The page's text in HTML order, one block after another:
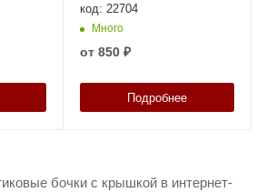
код: 22704
Много
от 850 ₽
Подробнее
бочки с крышкой в интернет-